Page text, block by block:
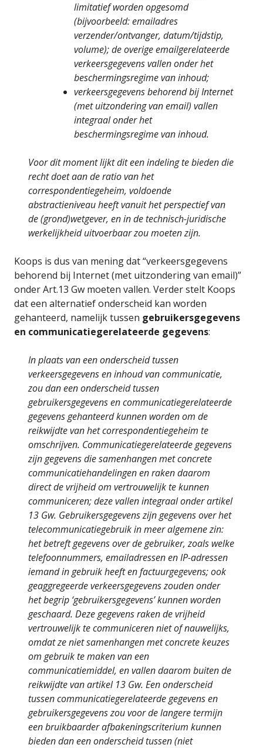
limitatief worden opgesomd
(bijvoorbeeld: emailadres
verzender/ontvanger, datum/tijdstip,
volume); de overige emailgerelateerde
verkeersgegevens vallen onder het
beschermingsregime van inhoud;
verkeersgegevens behorend bij Internet
(met uitzondering van email) vallen
integraal onder het
beschermingsregime van inhoud.
Voor dit moment lijkt dit een indeling te bieden die
recht doet aan de ratio van het
correspondentiegeheim, voldoende
abstractieniveau heeft vanuit het perspectief van
de (grond)wetgever, en in de technisch-juridische
werkelijkheid uitvoerbaar zou moeten zijn.
Koops is dus van mening dat “verkeersgegevens
behorend bij Internet (met uitzondering van email)”
onder Art.13 Gw moeten vallen. Verder stelt Koops
dat een alternatief onderscheid kan worden
gehanteerd, namelijk tussen gebruikersgegevens
en communicatiegerelateerde gegevens:
In plaats van een onderscheid tussen
verkeersgegevens en inhoud van communicatie,
zou dan een onderscheid tussen
gebruikersgegevens en communicatiegerelateerde
gegevens gehanteerd kunnen worden om de
reikwijdte van het correspondentiegeheim te
omschrijven. Communicatiegerelateerde gegevens
zijn gegevens die samenhangen met concrete
communicatiehandelingen en raken daarom
direct de vrijheid om vertrouwelijk te kunnen
communiceren; deze vallen integraal onder artikel
13 Gw. Gebruikersgegevens zijn gegevens over het
telecommunicatiegebruik in meer algemene zin:
het betreft gegevens over de gebruiker, zoals welke
telefoonnummers, emailadressen en IP-adressen
iemand in gebruik heeft en factuurgegevens; ook
geaggregeerde verkeersgegevens zouden onder
het begrip ‘gebruikersgegevens’ kunnen worden
geschaard. Deze gegevens raken de vrijheid
vertrouwelijk te communiceren niet of nauwelijks,
omdat ze niet samenhangen met concrete keuzes
om gebruik te maken van een
communicatiemiddel, en vallen daarom buiten de
reikwijdte van artikel 13 Gw. Een onderscheid
tussen communicatiegerelateerde gegevens en
gebruikersgegevens zou voor de langere termijn
een bruikbaarder afbakeningscriterium kunnen
bieden dan een onderscheid tussen (niet